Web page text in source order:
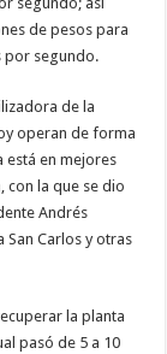
de pesos para
por segundo.
de la
operan de forma
está en mejores
con la que se dio
Andrés
Carlos y otras
la planta
pasó de 5 a 10